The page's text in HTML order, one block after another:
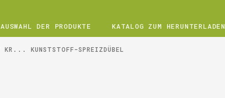
AUSWAHL DER PRODUKTE KATALOG ZUM HERUNTERLADEN
KR... KUNSTSTOFF-SPREIZDÜBEL